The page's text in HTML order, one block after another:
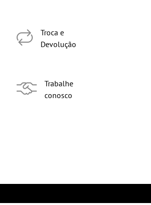
Troca e
Devolução
Trabalhe
conosco